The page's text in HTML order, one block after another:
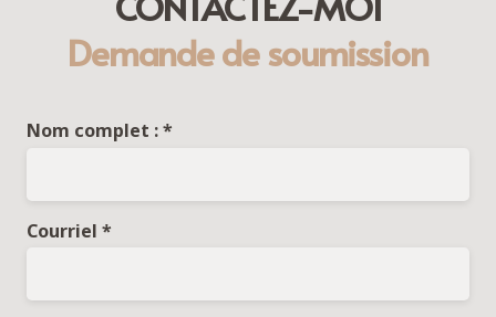
Demande de soumission
Nom complet : *
Courriel *